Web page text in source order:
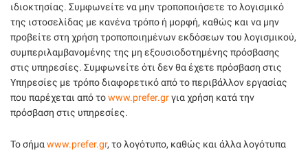
ιδιοκτησίας. Συμφωνείτε να μην τροποποιήσετε το λογισμικό
της ιστοσελίδας με κανένα τρόπο ή μορφή, καθώς και να μην
προβείτε στη χρήση τροποποιημένων εκδόσεων του λογισμικού,
συμπεριλαμβανομένης της μη εξουσιοδοτημένης πρόσβασης
στις υπηρεσίες. Συμφωνείτε ότι δεν θα έχετε πρόσβαση στις
Υπηρεσίες με τρόπο διαφορετικό από το περιβάλλον εργασίας
που παρέχεται από τοwww.prefer.grγια χρήση κατά την
πρόσβαση στις υπηρεσίες.
Το σήμα www.prefer.gr, το λογότυπο, καθώς και άλλα λογότυπα